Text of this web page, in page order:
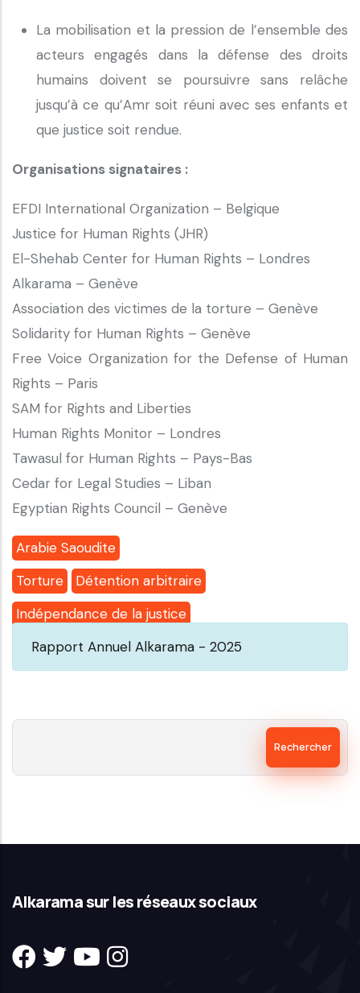
La mobilisation et la pression de l’ensemble des
acteurs engagés dans la défense des droits
humains doivent se poursuivre sans relâche
jusqu’à ce qu’Amr soit réuni avec ses enfants et
que justice soit rendue.
Organisations signataires :
EFDI International Organization – Belgique
Justice for Human Rights (JHR)
El-Shehab Center for Human Rights – Londres
Alkarama – Genève
Association des victimes de la torture – Genève
Solidarity for Human Rights – Genève
Free Voice Organization for the Defense of Human
Rights – Paris
SAM for Rights and Liberties
Human Rights Monitor – Londres
Tawasul for Human Rights – Pays-Bas
Cedar for Legal Studies – Liban
Egyptian Rights Council – Genève
Arabie Saoudite
Torture
Détention arbitraire
Indépendance de la justice
Rapport Annuel Alkarama - 2025
Alkarama sur les réseaux sociaux